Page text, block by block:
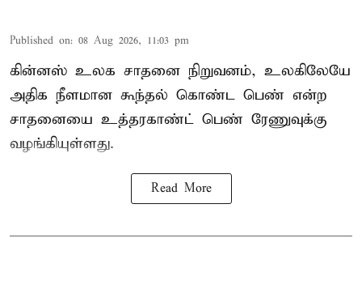
Published on: 08 Aug 2026, 11:03 pm
கின்னஸ் உலக சாதனை நிறுவனம், உலகிலேயே
அதிக நீளமான கூந்தல் கொண்ட பெண் என்ற
சாதனையை உத்தரகாண்ட் பெண் ரேணுவுக்கு
வழங்கியுள்ளது.
Read More